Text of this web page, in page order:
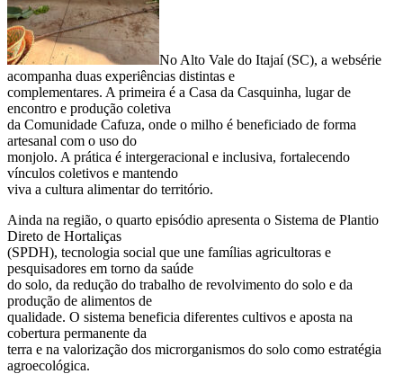
No Alto Vale do Itajaí (SC), a websérie
acompanha duas experiências distintas e
complementares. A primeira é a Casa da Casquinha, lugar de
encontro e produção coletiva
da Comunidade Cafuza, onde o milho é beneficiado de forma
artesanal com o uso do
monjolo. A prática é intergeracional e inclusiva, fortalecendo
vínculos coletivos e mantendo
viva a cultura alimentar do território.
Ainda na região, o quarto episódio apresenta o Sistema de Plantio
Direto de Hortaliças
(SPDH), tecnologia social que une famílias agricultoras e
pesquisadores em torno da saúde
do solo, da redução do trabalho de revolvimento do solo e da
produção de alimentos de
qualidade. O sistema beneficia diferentes cultivos e aposta na
cobertura permanente da
terra e na valorização dos microrganismos do solo como estratégia
agroecológica.